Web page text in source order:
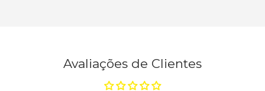
Avaliações de Clientes